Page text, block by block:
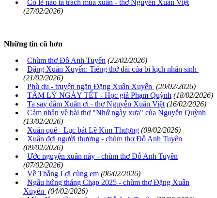
Có lẽ nào ta trách mùa xuân - thơ Nguyễn Xuân Việt
(27/02/2026)
Những tin cũ hơn
Chùm thơ Đỗ Anh Tuyến (22/02/2026)
Đặng Xuân Xuyến: Tiếng thở dài của bi kịch nhân sinh
(21/02/2026)
Phù du - truyện ngắn Đặng Xuân Xuyến (20/02/2026)
TÂM LÝ NGÀY TẾT - Học giả Phạm Quỳnh (18/02/2026)
Ta say đắm Xuân ơi - thơ Nguyễn Xuân Việt (16/02/2026)
Cảm nhận về bài thơ "Nhớ ngày xưa" của Nguyễn Quỳnh
(13/02/2026)
Xuân quê - Lục bát Lê Kim Thượng (09/02/2026)
Xuân đợi người thương - chùm thơ Đỗ Anh Tuyên
(09/02/2026)
Ước nguyện xuân này - chùm thơ Đỗ Anh Tuyên
(07/02/2026)
Về Thắng Lợi cùng em (06/02/2026)
Ngẫu hứng tháng Chạp 2025 - chùm thơ Đặng Xuân
Xuyến (04/02/2026)